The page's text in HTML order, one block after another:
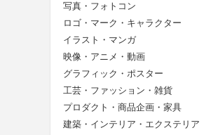
写真・フォトコン
ロゴ・マーク・キャラクター
イラスト・マンガ
映像・アニメ・動画
グラフィック・ポスター
工芸・ファッション・雑貨
プロダクト・商品企画・家具
建築・インテリア・エクステリア